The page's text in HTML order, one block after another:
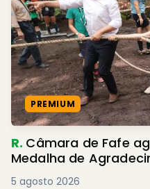
PREMIUM
R. Câmara de Fafe
Medalha de
5 agosto 2026